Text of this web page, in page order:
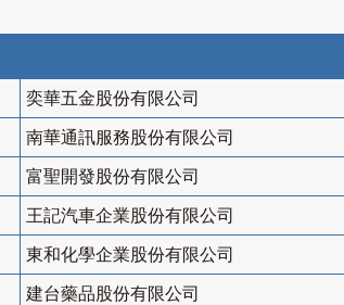
奕華五金股份有限公司
南華通訊服務股份有限公司
富聖開發股份有限公司
王記汽車企業股份有限公司
東和化學企業股份有限公司
建台藥品股份有限公司